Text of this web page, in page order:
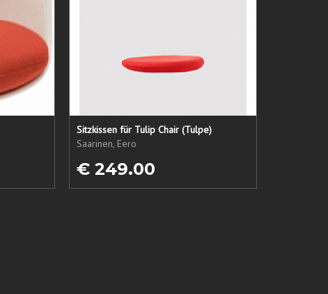
Sitzkissen für Tulip Chair (Tulpe)
Saarinen, Eero
€ 249.00